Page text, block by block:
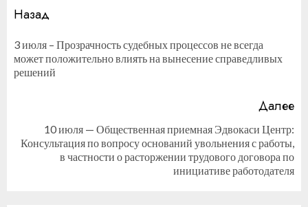
Продолжить
чтение
Назад
3 июля – Прозрачность судебных процессов не всегда
может положительно влиять на вынесение справедливых
решений
Далее
Следующая
10 июля — Общественная приемная Эдвокаси Центр:
Консультация по вопросу оснований увольнения с работы,
в частности о расторжении трудового договора по
инициативе работодателя